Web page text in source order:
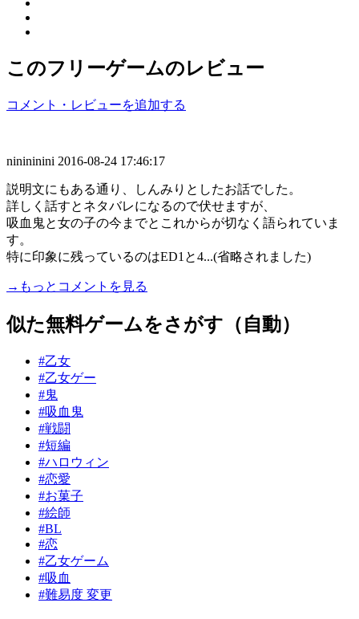
このフリーゲームのレビュー
コメント・レビューを追加する
ninininini 2016-08-24 17:46:17
説明文にもある通り、しんみりとしたお話でした。
詳しく話すとネタバレになるので伏せますが、
吸血鬼と女の子の今までとこれからが切なく語られていま
す。
特に印象に残っているのはED1と4...(省略されました)
→もっとコメントを見る
似た無料ゲームをさがす（自動）
#乙女
#乙女ゲー
#鬼
#吸血鬼
#戦闘
#短編
#ハロウィン
#恋愛
#お菓子
#絵師
#BL
#恋
#乙女ゲーム
#吸血
#難易度 変更